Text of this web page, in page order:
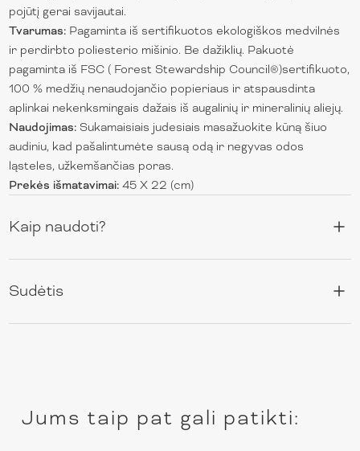
pojūtį gerai savijautai.
Tvarumas: Pagaminta iš sertifikuotos ekologiškos medvilnės
ir perdirbto poliesterio mišinio. Be dažiklių. Pakuotė
pagaminta iš FSC ( Forest Stewardship Council®)sertifikuoto,
100 % medžių nenaudojančio popieriaus ir atspausdinta
aplinkai nekenksmingais dažais iš augalinių ir mineralinių aliejų.
Naudojimas: Sukamaisiais judesiais masažuokite kūną šiuo
audiniu, kad pašalintumėte sausą odą ir negyvas odos
ląsteles, užkemšančias poras.
Prekės išmatavimai: 45 X 22 (cm)
Kaip naudoti?
Sudėtis
Jums taip pat gali patikti: